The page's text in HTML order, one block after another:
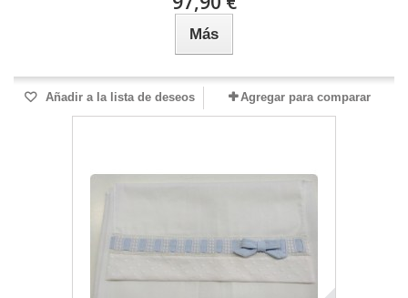
Más
Añadir a la lista de deseos Agregar para comparar